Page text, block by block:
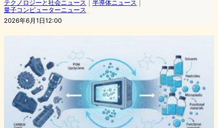
テクノロジーと社会ニュース ｜ 半導体ニュース ｜
量子コンピューターニュース
2026年6月1日12:00